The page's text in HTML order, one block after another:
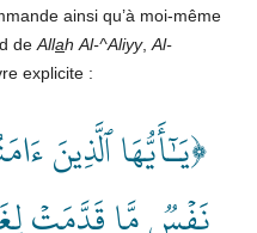
ainsi qu’à moi-même
de Allah Al-^Aliyy, Al-
explicite :
﴿يَـٰٓأَيُّهَا ٱلَّذِينَ
نَفۡسٞ مَّا قَدَّمَتۡ لِغَدٖۖ